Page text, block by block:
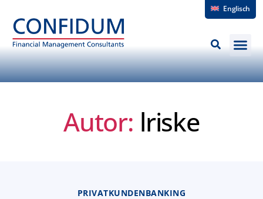
Englisch
Autor: lriske
PRIVATKUNDENBANKING